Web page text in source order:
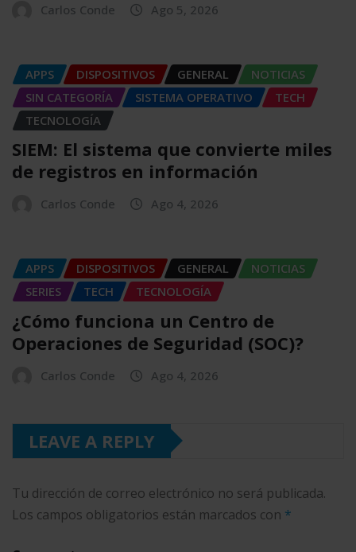
Carlos Conde Ago 5, 2026
APPS DISPOSITIVOS GENERAL
NOTICIAS
SIN CATEGORÍA
SISTEMA OPERATIVO
TECH
TECNOLOGÍA
SIEM: El sistema que convierte miles
de registros en información
Carlos Conde Ago 4, 2026
APPS DISPOSITIVOS GENERAL
NOTICIAS
SERIES
TECH TECNOLOGÍA
¿Cómo funciona un Centro de
Operaciones de Seguridad (SOC)?
Carlos Conde Ago 4, 2026
LEAVE A REPLY
Tu dirección de correo electrónico no será publicada.
Los campos obligatorios están marcados con *